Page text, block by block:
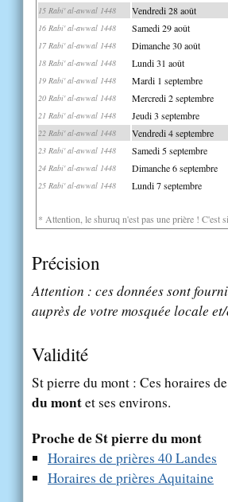
15 Rabi' al-awwal 1448 Vendredi 28 août
16 Rabi' al-awwal 1448 Samedi 29 août
17 Rabi' al-awwal 1448 Dimanche 30 août
18 Rabi' al-awwal 1448 Lundi 31 août
19 Rabi' al-awwal 1448 Mardi 1 septembre
20 Rabi' al-awwal 1448 Mercredi 2 septembre
21 Rabi' al-awwal 1448 Jeudi 3 septembre
22 Rabi' al-awwal 1448 Vendredi 4 septembre
23 Rabi' al-awwal 1448 Samedi 5 septembre
24 Rabi' al-awwal 1448 Dimanche 6 septembre
25 Rabi' al-awwal 1448 Lundi 7 septembre
* Attention, le shuruq n'est pas une prière ! C'est
Précision
Attention : ces données sont
auprès de votre mosquée locale
Validité
St pierre du mont : Ces horaires
du montet ses environs.
Proche de St pierre du mont
Horaires de prières 40 Landes
Horaires de prières Aquitaine